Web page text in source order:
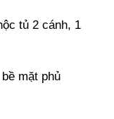
tủ 2 cánh, 1
mặt phủ